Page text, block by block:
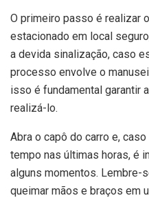
O primeiro passo é realizar
estacionado em local
a devida sinalização, caso
processo envolve o
isso é fundamental garantir
realizá-lo.
Abra o capô do carro e,
tempo nas últimas horas, é
alguns momentos. Lembre-
queimar mãos e braços em